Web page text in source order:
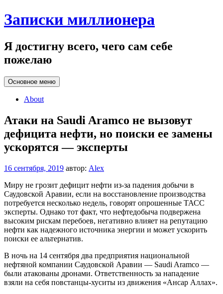
Перейти
к
Записки миллионера
Я достигну всего, чего сам себе
пожелаю
Основное меню
About
Атаки на Saudi Aramco не вызовут
дефицита нефти, но поиски ее замены
ускорятся — эксперты
16 сентября, 2019 автор: Alex
Миру не грозит дефицит нефти из-за падения добычи в
Саудовской Аравии, если на восстановление производства
потребуется несколько недель, говорят опрошенные ТАСС
эксперты. Однако тот факт, что нефтедобыча подвержена
высоким рискам перебоев, негативно влияет на репутацию
нефти как надежного источника энергии и может ускорить
поиски ее альтернатив.
В ночь на 14 сентября два предприятия национальной
нефтяной компании Саудовской Аравии — Saudi Aramco —
были атакованы дронами. Ответственность за нападение
взяли на себя повстанцы-хуситы из движения «Ансар Аллах».